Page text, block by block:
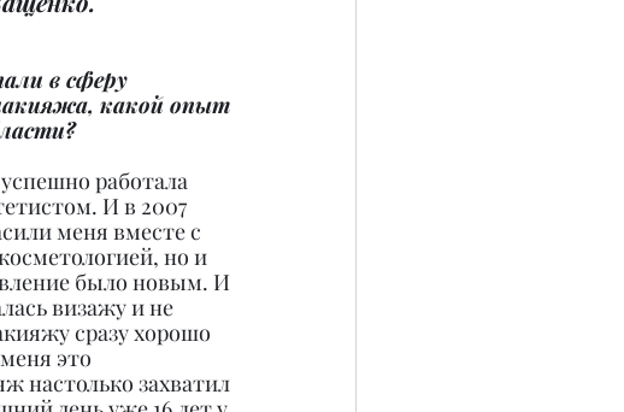
в сферу
какой опыт
работала
И в 2007
меня вместе с
но и
было новым. И
визажу и не
сразу хорошо
это
настолько захватил